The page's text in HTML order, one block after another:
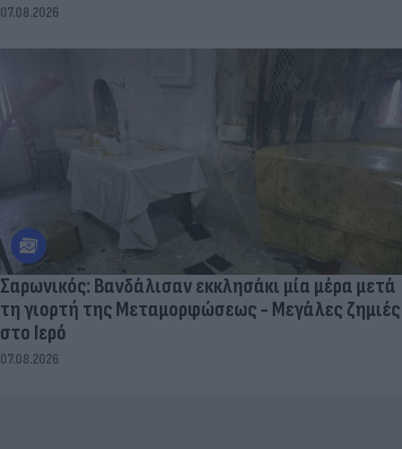
07.08.2026
Σαρωνικός: Βανδάλισαν εκκλησάκι μία μέρα μετά
τη γιορτή της Μεταμορφώσεως - Μεγάλες ζημιές
στο Ιερό
07.08.2026